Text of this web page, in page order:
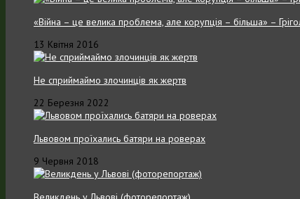
«Війна – це велика проблема, але корупція – більша» –
13 Квітня 2016
Не сприймаймо злочинців як жертв
22 Березня 2022
Львовом проїхались батяри на роверах
9 Червня 2018